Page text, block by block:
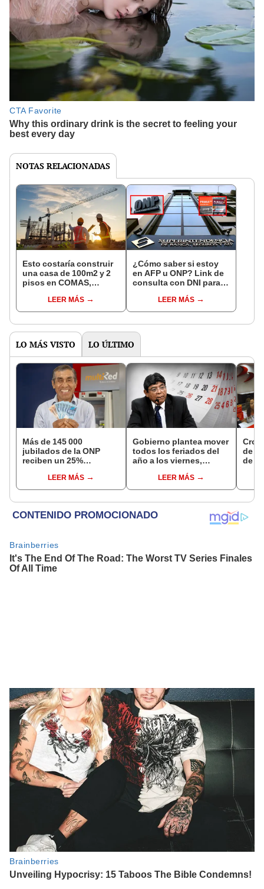
NOTAS RELACIONADAS
Esto costaría construir
una casa de 100m2 y 2
pisos en COMAS,
distritos de LIMA
NORTE
LEER MÁS
¿Cómo saber si estoy
en AFP u ONP? Link de
consulta con DNI para
pensiones estás
LEER MÁS
LO MÁS VISTO LO ÚLTIMO
Más de 145 000
jubilados de la ONP
reciben un 25%
en agostoLEER MÁS
Gobierno plantea mover
todos los feriados del
año a los viernes,
Navidad y Año Nuevo
LEER MÁS
de
de